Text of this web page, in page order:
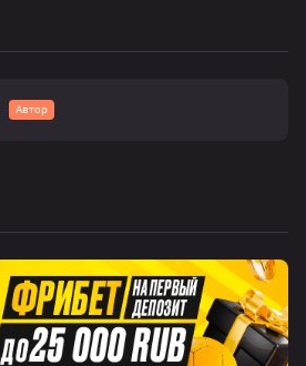
Автор